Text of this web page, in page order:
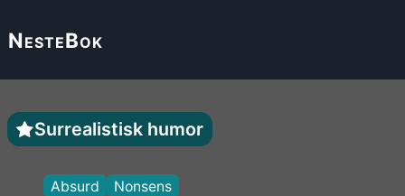
NesteBok
Surrealistisk humor
Absurd Nonsens